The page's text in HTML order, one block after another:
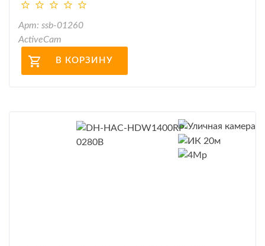
Арт: ssb-01260
ActiveCam
В КОРЗИНУ